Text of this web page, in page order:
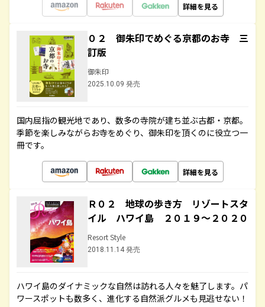
詳細を見る
０２ 御朱印でめぐる京都のお寺 三
訂版
御朱印
2025.10.09 発売
国内屈指の観光地であり、数多の寺院が建ち並ぶ古都・京都。
季節を楽しみながらお寺をめぐり、御朱印を頂くのに役立つ一
冊です。
詳細を見る
Ｒ０２ 地球の歩き方 リゾートスタ
イル ハワイ島 ２０１９～２０２０
Resort Style
2018.11.14 発売
ハワイ島のダイナミックな自然は訪れる人々を魅了します。パ
ワースポットも数多く、進化する自然派グルメも見逃せない！